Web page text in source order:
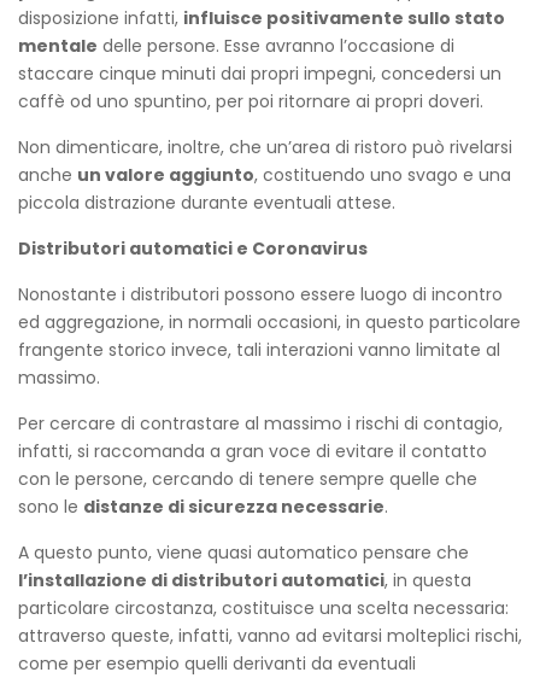
disposizione infatti, influisce positivamente sullo stato
mentale delle persone. Esse avranno l’occasione di
staccare cinque minuti dai propri impegni, concedersi un
caffè od uno spuntino, per poi ritornare ai propri doveri.
Non dimenticare, inoltre, che un’area di ristoro può rivelarsi
anche un valore aggiunto, costituendo uno svago e una
piccola distrazione durante eventuali attese.
Distributori automatici e Coronavirus
Nonostante i distributori possono essere luogo di incontro
ed aggregazione, in normali occasioni, in questo particolare
frangente storico invece, tali interazioni vanno limitate al
massimo.
Per cercare di contrastare al massimo i rischi di contagio,
infatti, si raccomanda a gran voce di evitare il contatto
con le persone, cercando di tenere sempre quelle che
sono le distanze di sicurezza necessarie.
A questo punto, viene quasi automatico pensare che
l’installazione di distributori automatici, in questa
particolare circostanza, costituisce una scelta necessaria:
attraverso queste, infatti, vanno ad evitarsi molteplici rischi,
come per esempio quelli derivanti da eventuali